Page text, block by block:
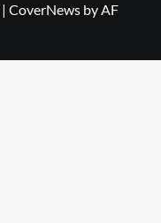
| CoverNews by AF